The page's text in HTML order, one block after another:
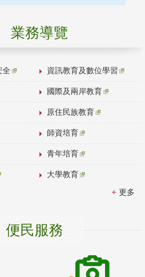
業務導覽
全 資訊教育及數位學習
國際及兩岸教育
原住民族教育
師資培育
青年培育
大學教育
更多
便民服務